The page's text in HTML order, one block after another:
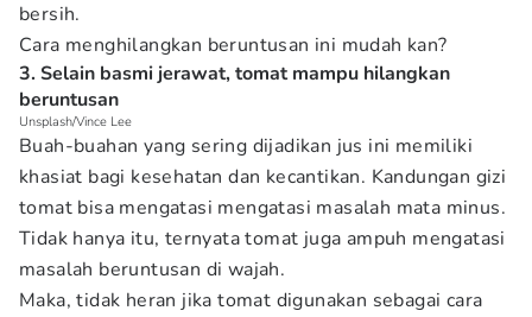
bersih.
Cara menghilangkan beruntusan ini mudah kan?
3. Selain basmi jerawat, tomat mampu hilangkan
beruntusan
Unsplash/Vince Lee
Buah-buahan yang sering dijadikan jus ini memiliki
khasiat bagi kesehatan dan kecantikan. Kandungan gizi
tomat bisa mengatasi mengatasi masalah mata minus.
Tidak hanya itu, ternyata tomat juga ampuh mengatasi
masalah beruntusan di wajah.
Maka, tidak heran jika tomat digunakan sebagai cara